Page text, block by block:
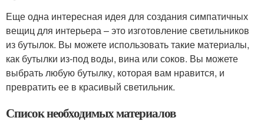
Еще одна интересная идея для создания симпатичных
вещиц для интерьера – это изготовление светильников
из бутылок. Вы можете использовать такие материалы,
как бутылки из-под воды, вина или соков. Вы можете
выбрать любую бутылку, которая вам нравится, и
превратить ее в красивый светильник.
Список необходимых материалов